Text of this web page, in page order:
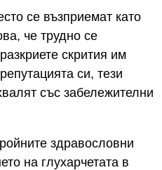
се възприемат като
че трудно се
скрития им
си, тези
със забележителни
здравословни
на глухарчетата в